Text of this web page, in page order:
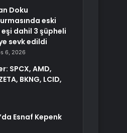
Doku
eski
dahil 3 şüpheli
sevk edildi
6, 2026
SPCX, AMD,
BKNG, LCID,
Esnaf Kepenk